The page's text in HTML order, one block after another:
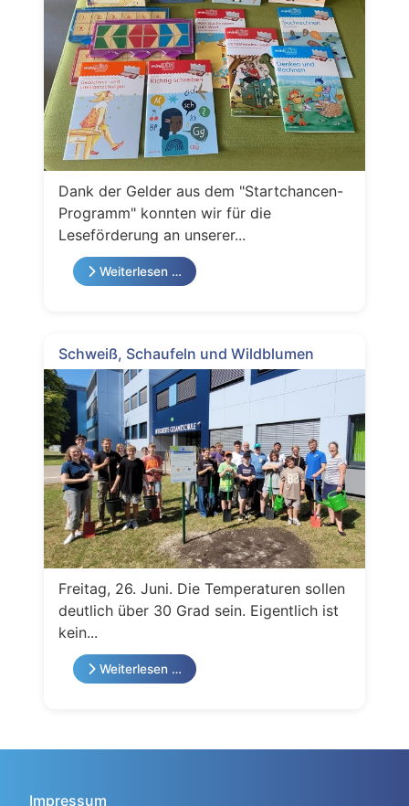
Dank der Gelder aus dem "Startchancen-
Programm" konnten wir für die
Leseförderung an unserer...
Weiterlesen …
Schweiß, Schaufeln und Wildblumen
Freitag, 26. Juni. Die Temperaturen sollen
deutlich über 30 Grad sein. Eigentlich ist
kein...
Weiterlesen …
Impressum